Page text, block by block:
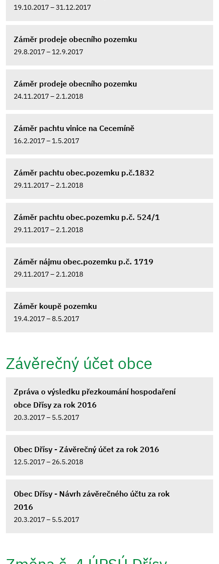
19.10.2017 – 31.12.2017
Záměr prodeje obecního pozemku
29.8.2017 – 12.9.2017
Záměr prodeje obecního pozemku
24.11.2017 – 2.1.2018
Záměr pachtu vinice na Cecemíně
16.2.2017 – 1.5.2017
Záměr pachtu obec.pozemku p.č.1832
29.11.2017 – 2.1.2018
Záměr pachtu obec.pozemku p.č. 524/1
29.11.2017 – 2.1.2018
Záměr nájmu obec.pozemku p.č. 1719
29.11.2017 – 2.1.2018
Záměr koupě pozemku
19.4.2017 – 8.5.2017
Závěrečný účet obce
Zpráva o výsledku přezkoumání hospodaření
obce Dřísy za rok 2016
20.3.2017 – 5.5.2017
Obec Dřísy - Závěrečný účet za rok 2016
12.5.2017 – 26.5.2018
Obec Dřísy - Návrh závěrečného účtu za rok
2016
20.3.2017 – 5.5.2017